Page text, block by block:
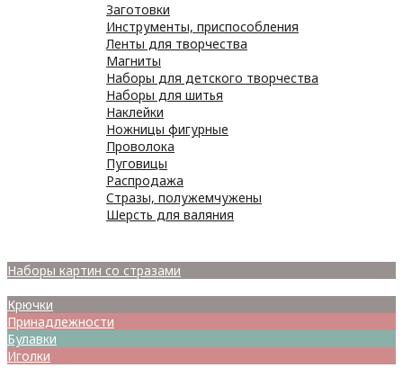
Заготовки
Инструменты, приспособления
Ленты для творчества
Магниты
Наборы для детского творчества
Наборы для шитья
Наклейки
Ножницы фигурные
Проволока
Пуговицы
Распродажа
Стразы, полужемчужены
Шерсть для валяния
Наборы картин со стразами
Крючки
Принадлежности
Булавки
Иголки